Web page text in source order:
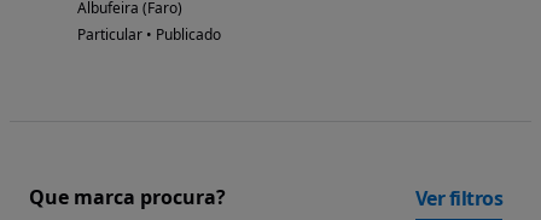
Albufeira (Faro)
Particular • Publicado
Que marca procura? Ver filtros